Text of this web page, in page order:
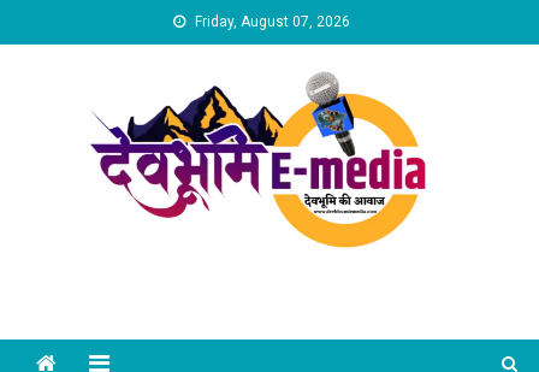
to
Friday, August 07, 2026